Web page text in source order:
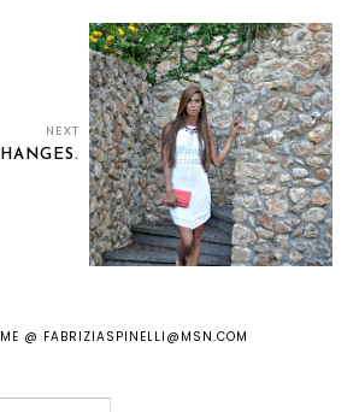
NEXT
@ FABRIZIASPINELLI@MSN.COM